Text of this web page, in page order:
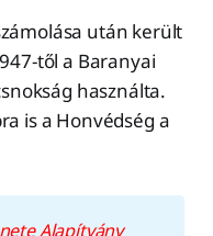
után került
től a Baranyai
használta.
is a Honvédség a
Alapítvány